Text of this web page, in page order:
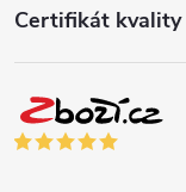
Certifikát kvality